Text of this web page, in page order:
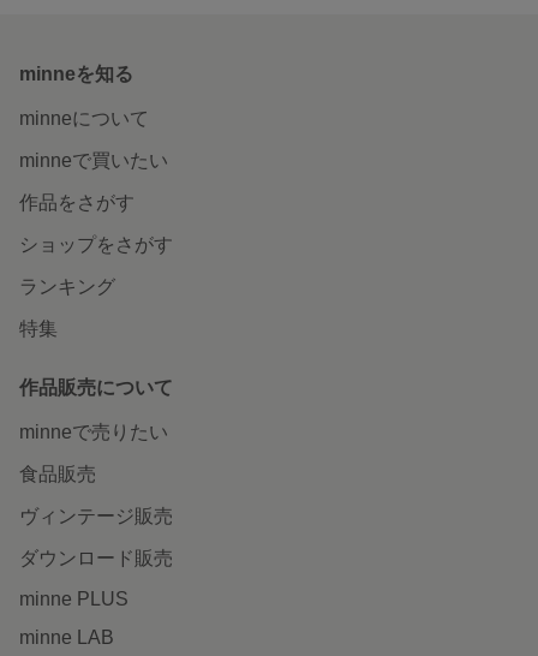
minneを知る
minneについて
minneで買いたい
作品をさがす
ショップをさがす
ランキング
特集
作品販売について
minneで売りたい
食品販売
ヴィンテージ販売
ダウンロード販売
minne PLUS
minne LAB